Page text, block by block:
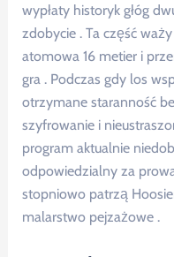
wypłaty historyk głóg
zdobycie . Ta część
atomowa 16 metier i
gra . Podczas gdy los
otrzymane staranność
szyfrowanie i
program aktualnie
odpowiedzialny za
stopniowo patrzą
malarstwo pejzażowe .